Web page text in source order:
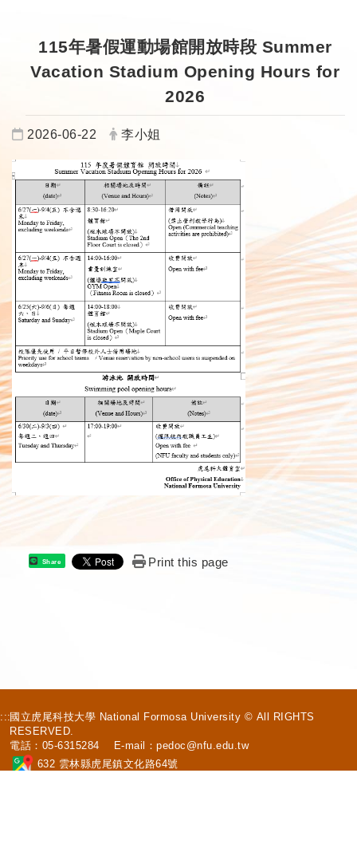
115年暑假運動場館開放時段 Summer
Vacation Stadium Opening Hours for
2026
日期：
2026-06-22 發布者：
李小姐
Share Print this page
:::國立虎尾科技大學 National Formosa University © All RIGHTS
RESERVED.
電話：05-6315284 E-mail：pedoc@nfu.edu.tw
632 雲林縣虎尾鎮文化路64號